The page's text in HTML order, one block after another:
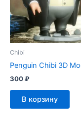
Chibi
Penguin Chibi 3D
300₽
В корзину